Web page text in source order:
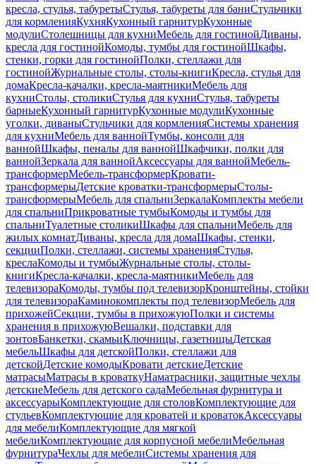
кресла, стулья, табуретыСтулья, табуреты для баниСтульчики
для кормленияКухняКухонный гарнитурКухонные
модулиСтолешницы для кухниМебель для гостинойДиваны,
кресла для гостинойКомоды, тумбы для гостинойШкафы,
стенки, горки для гостинойПолки, стеллажи для
гостинойЖурнальные столы, столы-книгиКресла, стулья для
домаКресла-качалки, кресла-маятникиМебель для
кухниСтолы, столикиСтулья для кухниСтулья, табуреты
барныеКухонный гарнитурКухонные модулиКухонные
уголки, диваныСтульчики для кормленияСистемы хранения
для кухниМебель для ваннойТумбы, консоли для
ваннойШкафы, пеналы для ваннойШкафчики, полки для
ваннойЗеркала для ваннойАксессуары для ваннойМебель-
трансформерМебель-трансформерКровати-
трансформерыДетские кроватки-трансформерыСтолы-
трансформерыМебель для спальниЗеркалаКомплекты мебели
для спальниПрикроватные тумбыКомоды и тумбы для
спальниТуалетные столикиШкафы для спальниМебель для
жилых комнатДиваны, кресла для домаШкафы, стенки,
секцииПолки, стеллажи, системы храненияСтулья,
креслаКомоды и тумбыЖурнальные столы, столы-
книгиКресла-качалки, кресла-маятникиМебель для
телевизораКомоды, тумбы под телевизорКронштейны, стойки
для телевизораКаминокомплекты под телевизорМебель для
прихожейСекции, тумбы в прихожуюПолки и системы
хранения в прихожуюВешалки, подставки для
зонтовБанкетки, скамьиКлючницы, газетницыДетская
мебельШкафы для детскойПолки, стеллажи для
детскойДетские комодыКровати детскиеДетские
матрасыМатрасы в кроваткуНаматрасники, защитные чехлы
детскиеМебель для детского садаМебельная фурнитура и
аксессуарыКомплектующие для столовКомплектующие для
стульевКомплектующие для кроватей и кроватокАксессуары
для мебелиКомплектующие для мягкой
мебелиКомплектующие для корпусной мебелиМебельная
фурнитураЧехлы для мебелиСистемы хранения для